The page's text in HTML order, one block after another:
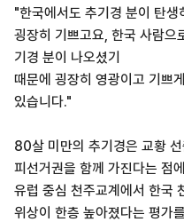
"한국에서도 추기경 분이 탄생
굉장히 기쁘고요, 한국 사람으
기경 분이 나오셨기
때문에 굉장히 영광이고 기쁘
있습니다."
80살 미만의 추기경은 교황
피선거권을 함께 가진다는 점
유럽 중심 천주교계에서 한국
위상이 한층 높아졌다는 평가